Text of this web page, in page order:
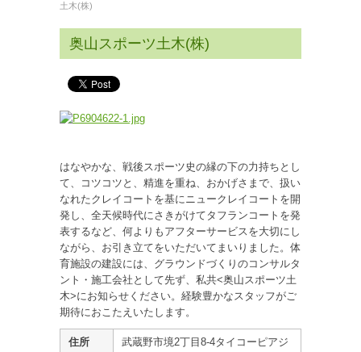
土木(株)
奥山スポーツ土木(株)
はなやかな、戦後スポーツ史の縁の下の力持ちとし
て、コツコツと、精進を重ね、おかげさまで、扱い
なれたクレイコートを基にニュークレイコートを開
発し、全天候時代にさきがけてタフランコートを発
表するなど、何よりもアフターサービスを大切にし
ながら、お引き立てをいただいてまいりました。体
育施設の建設には、グラウンドづくりのコンサルタ
ント・施工会社として先ず、私共<奥山スポーツ土
木>にお知らせください。経験豊かなスタッフがご
期待におこたえいたします。
住所
武蔵野市境2丁目8-4タイコーピアジ